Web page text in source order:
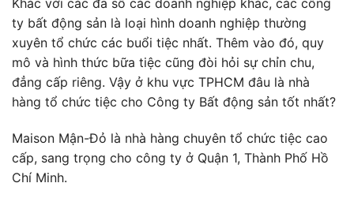
Khác với các đa số các doanh nghiệp khác, các công
ty bất động sản là loại hình doanh nghiệp thường
xuyên tổ chức các buổi tiệc nhất. Thêm vào đó, quy
mô và hình thức bữa tiệc cũng đòi hỏi sự chỉn chu,
đẳng cấp riêng. Vậy ở khu vực TPHCM đâu là nhà
hàng tổ chức tiệc cho Công ty Bất động sản tốt nhất?
Maison Mận-Đỏ là nhà hàng chuyên tổ chức tiệc cao
cấp, sang trọng cho công ty ở Quận 1, Thành Phố Hồ
Chí Minh.